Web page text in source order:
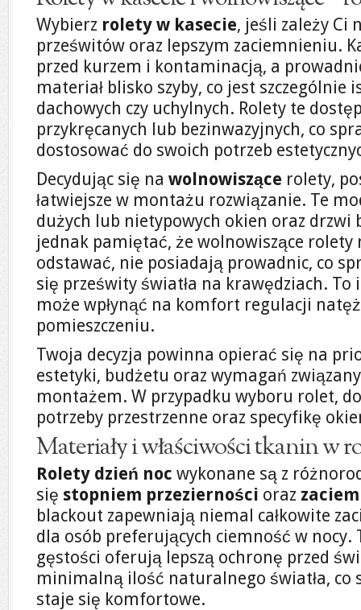
Wybierz rolety w kasecie, jeśli zależy Ci
prześwitów oraz lepszym zaciemnieniu.
przed kurzem i kontaminacją, a
materiał blisko szyby, co jest
dachowych czy uchylnych. Rolety te
przykręcanych lub bezinwazyjnych, co
dostosować do swoich potrzeb
Decydując się na wolnowiszące rolety,
łatwiejsze w montażu rozwiązanie. Te
dużych lub nietypowych okien oraz drzwi
jednak pamiętać, że wolnowiszące rolety
odstawać, nie posiadają prowadnic, co
się prześwity światła na krawędziach.
może wpłynąć na komfort regulacji
pomieszczeniu.
Twoja decyzja powinna opierać się na
estetyki, budżetu oraz wymagań
montażem. W przypadku wyboru rolet,
potrzeby przestrzenne oraz specyfikę
Materiały i właściwości tkanin w
Rolety dzień noc wykonane są z
się stopniem przezierności oraz
blackout zapewniają niemal całkowite
dla osób preferujących ciemność w nocy.
gęstości oferują lepszą ochronę przed
minimalną ilość naturalnego światła, co
staje się komfortowe.